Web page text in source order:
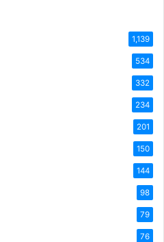
1,139
534
332
234
201
150
144
98
79
76